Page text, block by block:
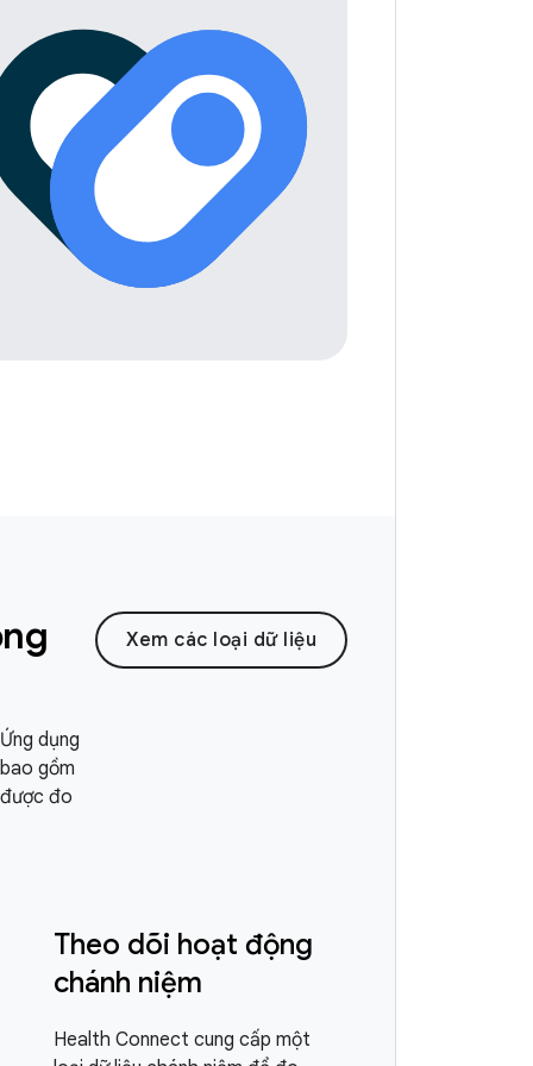
dụng
gồm
đo
Xem các loại dữ liệu
Theo dõi hoạt động
chánh niệm
Health Connect cung cấp một